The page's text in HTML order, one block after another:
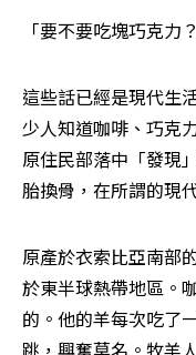
「要不要吃塊巧克力？
這些話已經是現代生
少人知道咖啡、巧克
原住民部落中「發現
胎換骨，在所謂的現
原產於衣索比亞南部
於東半球熱帶地區。
的。他的羊每次吃了
跳，興奮莫名。牧羊